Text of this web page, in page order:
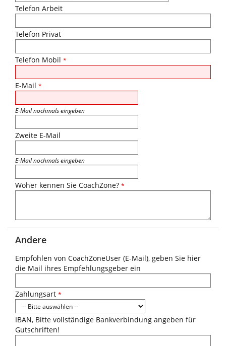
Telefon Arbeit
Telefon Privat
Telefon Mobil *
E-Mail *
E-Mail nochmals eingeben
Zweite E-Mail
E-Mail nochmals eingeben
Woher kennen Sie CoachZone? *
Andere
Empfohlen von CoachZoneUser (E-Mail), geben Sie hier
die Mail ihres Empfehlungsgeber ein
Zahlungsart *
IBAN, Bitte vollständige Bankverbindung angeben für
Gutschriften!